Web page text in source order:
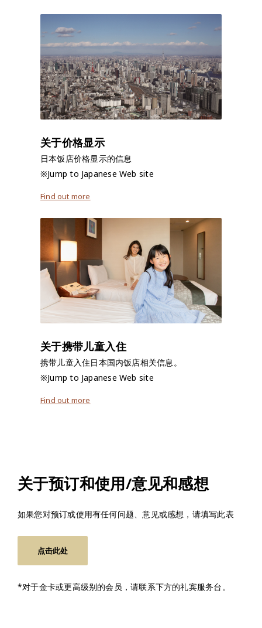
关于价格显示
日本饭店价格显示的信息
※Jump to Japanese Web site
Find out more
关于携带儿童入住
携带儿童入住日本国内饭店相关信息。
※Jump to Japanese Web site
Find out more
关于预订和使用/意见和感想
如果您对预订或使用有任何问题、意见或感想，请填写此表
点击此处
*对于金卡或更高级别的会员，请联系下方的礼宾服务台。